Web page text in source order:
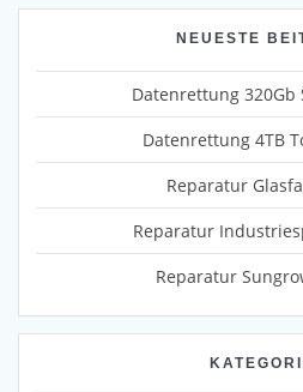
NEUESTE
Datenrettung 320Gb
Datenrettung 4TB
Reparatur
Reparatur
Reparatur